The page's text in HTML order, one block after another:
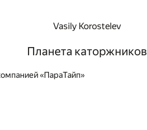
Vasily Korostelev
Планета каторжников
«ПараТайп»